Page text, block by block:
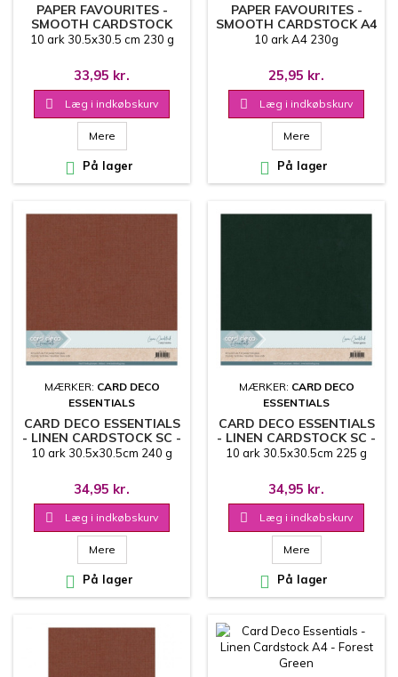
PAPER FAVOURITES -
SMOOTH CARDSTOCK
30.5X30.5 CM - ETERNAL
10 ark 30.5x30.5 cm 230 g
33,95 kr.
 Læg i indkøbskurv
Mere
 På lager
PAPER FAVOURITES -
SMOOTH CARDSTOCK A4
- ETERNAL PURPLE
10 ark A4 230g
25,95 kr.
 Læg i indkøbskurv
Mere
 På lager
MÆRKER: CARD DECO
ESSENTIALS
CARD DECO ESSENTIALS
- LINEN CARDSTOCK SC -
RUSTY BROWN
10 ark 30.5x30.5cm 240 g
34,95 kr.
 Læg i indkøbskurv
Mere
 På lager
MÆRKER: CARD DECO
ESSENTIALS
CARD DECO ESSENTIALS
- LINEN CARDSTOCK SC -
FOREST GREEN
10 ark 30.5x30.5cm 225 g
34,95 kr.
 Læg i indkøbskurv
Mere
 På lager